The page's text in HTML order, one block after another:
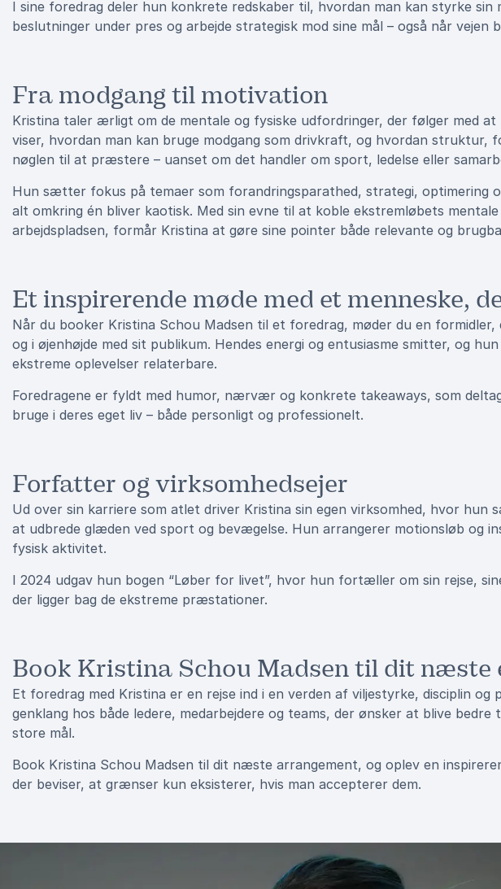
I sine foredrag deler hun konkrete redskaber til, hvordan man kan styrke
beslutninger under pres og arbejde strategisk mod sine mål – også når vejen
Fra modgang til motivation
Kristina taler ærligt om de mentale og fysiske udfordringer, der følger med at
viser, hvordan man kan bruge modgang som drivkraft, og hvordan struktur,
nøglen til at præstere – uanset om det handler om sport, ledelse eller
Hun sætter fokus på temaer som forandringsparathed, strategi, optimering
alt omkring én bliver kaotisk. Med sin evne til at koble ekstremløbets
arbejdspladsen, formår Kristina at gøre sine pointer både relevante og
Et inspirerende møde med et menneske,
Når du booker Kristina Schou Madsen til et foredrag, møder du en
og i øjenhøjde med sit publikum. Hendes energi og entusiasme smitter, og
ekstreme oplevelser relaterbare.
Foredragene er fyldt med humor, nærvær og konkrete takeaways, som
bruge i deres eget liv – både personligt og professionelt.
Forfatter og virksomhedsejer
Ud over sin karriere som atlet driver Kristina sin egen virksomhed, hvor hun
at udbrede glæden ved sport og bevægelse. Hun arrangerer motionsløb og
fysisk aktivitet.
I 2024 udgav hun bogen “Løber for livet”, hvor hun fortæller om sin rejse,
der ligger bag de ekstreme præstationer.
Book Kristina Schou Madsen til dit næste
Et foredrag med Kristina er en rejse ind i en verden af viljestyrke, disciplin
genklang hos både ledere, medarbejdere og teams, der ønsker at blive
store mål.
Book Kristina Schou Madsen til dit næste arrangement, og oplev en
der beviser, at grænser kun eksisterer, hvis man accepterer dem.